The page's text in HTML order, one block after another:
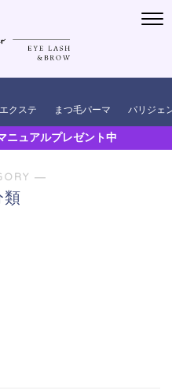
クステ
まつ毛パーマ パリジェ
ニュアルプレゼント中
―
類